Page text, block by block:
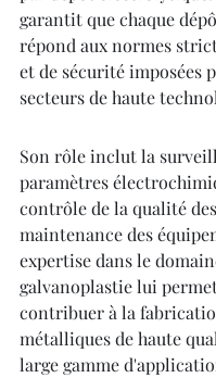
garantit que chaque
répond aux normes
et de sécurité imposées
secteurs de haute
Son rôle inclut la
paramètres
contrôle de la qualité
maintenance des
expertise dans le
galvanoplastie lui
contribuer à la
métalliques de haute
large gamme